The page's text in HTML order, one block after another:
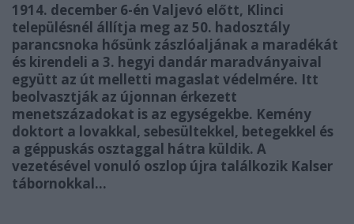
1914. december 6-én Valjevó előtt, Klinci
településnél állítja meg az 50. hadosztály
parancsnoka hősünk zászlóaljának a maradékát
és kirendeli a 3. hegyi dandár maradványaival
együtt az út melletti magaslat védelmére. Itt
beolvasztják az újonnan érkezett
menetszázadokat is az egységekbe. Kemény
doktort a lovakkal, sebesültekkel, betegekkel és
a géppuskás osztaggal hátra küldik. A
vezetésével vonuló oszlop újra találkozik Kalser
tábornokkal…